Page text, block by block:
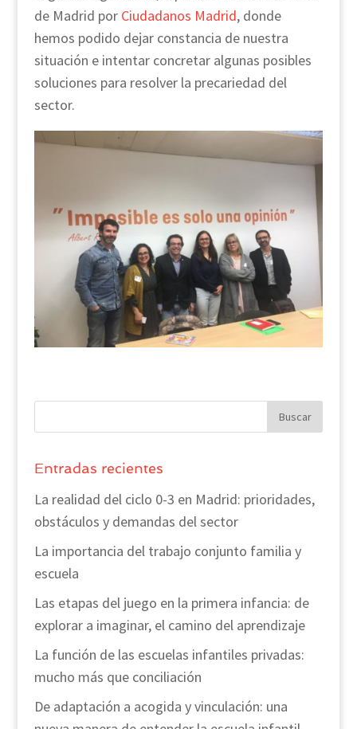
de Madrid por Ciudadanos Madrid, donde
hemos podido dejar constancia de nuestra
situación e intentar concretar algunas posibles
soluciones para resolver la precariedad del
sector.
Entradas recientes
La realidad del ciclo 0-3 en Madrid: prioridades,
obstáculos y demandas del sector
La importancia del trabajo conjunto familia y
escuela
Las etapas del juego en la primera infancia: de
explorar a imaginar, el camino del aprendizaje
La función de las escuelas infantiles privadas:
mucho más que conciliación
De adaptación a acogida y vinculación: una